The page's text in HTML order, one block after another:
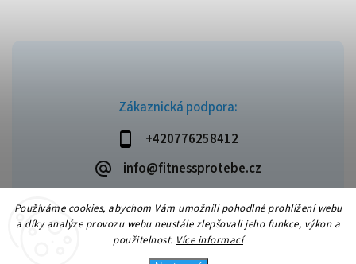
Používáme cookies, abychom Vám umožnili pohodlné prohlížení webu
a díky analýze provozu webu neustále zlepšovali jeho funkce, výkon a
použitelnost. Více informací
Zákaznická podpora:
+420776258412
info@fitnessprotebe.cz
Copyright 2026Fitnessprotebe.cz. Všechna práva vyhrazena.
VytvořilShoptet| Design